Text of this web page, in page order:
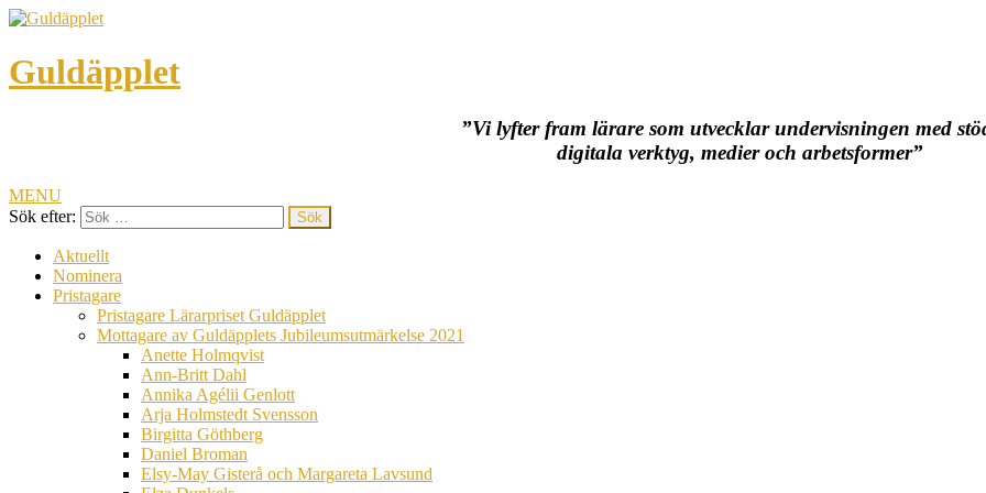
Guldäpplet
”Vi lyfter fram lärare som utvecklar undervisningen med
digitala verktyg, medier och arbetsformer”
MENU
Sök efter:
Aktuellt
Nominera
Pristagare
Pristagare Lärarpriset Guldäpplet
Mottagare av Guldäpplets Jubileumsutmärkelse 2021
Anette Holmqvist
Ann-Britt Dahl
Annika Agélii Genlott
Arja Holmstedt Svensson
Birgitta Göthberg
Daniel Broman
Elsy-May Gisterå och Margareta Lavsund